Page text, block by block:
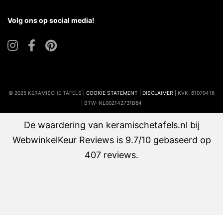
Volg ons op social media!
© 2025 KERAMISCHE TAFELS | COOKIE STATEMENT DISCLAIMER | KVK: 61070416
| BTW: NL002142731B64
De waardering van keramischetafels.nl bij
WebwinkelKeur Reviewsis 9.7/10 gebaseerd op
407 reviews.